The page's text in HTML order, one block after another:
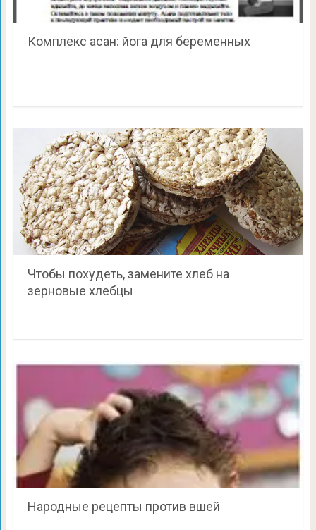
Комплекс асан: йога для беременных
Чтобы похудеть, замените хлеб на
зерновые хлебцы
Народные рецепты против вшей